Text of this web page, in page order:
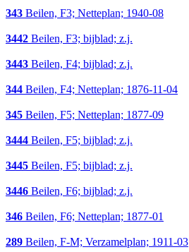
343 Beilen, F3; Netteplan; 1940-08
3442 Beilen, F3; bijblad; z.j.
3443 Beilen, F4; bijblad; z.j.
344 Beilen, F4; Netteplan; 1876-11-04
345 Beilen, F5; Netteplan; 1877-09
3444 Beilen, F5; bijblad; z.j.
3445 Beilen, F5; bijblad; z.j.
3446 Beilen, F6; bijblad; z.j.
346 Beilen, F6; Netteplan; 1877-01
289 Beilen, F-M; Verzamelplan; 1911-03